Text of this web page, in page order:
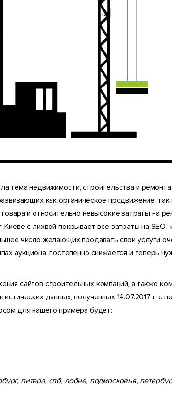
тема недвижимости, строительства и
как органическое продвижение, так
и относительно невысокие затраты на
с лихвой покрывает все затраты на SEO-
число желающих продавать свои услуги
аукциона, постепенно снижается и теперь
сайтов строительных компаний, а также
данных, полученных 14.07.2017 г. с
для нашего примера будет:
питера, спб, лобне, подмосковья,